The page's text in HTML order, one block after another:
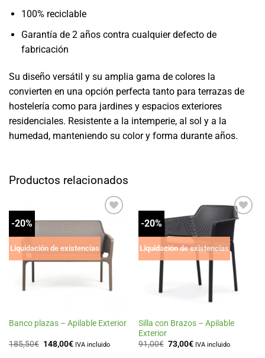
100% reciclable
Garantía de 2 años contra cualquier defecto de
fabricación
Su diseño versátil y su amplia gama de colores la
convierten en una opción perfecta tanto para terrazas de
hostelería como para jardines y espacios exteriores
residenciales. Resistente a la intemperie, al sol y a la
humedad, manteniendo su color y forma durante años.
Productos relacionados
-20%
Liquidación de existencias
Añadir
a la
lista
de
deseos
Banco plazas – Apilable Exterior
185,50€ El
precio
148,00€ElIVA incluido
-20%
Liquidación de existencias
Añadir
a la
lista
deseos
Silla con Brazos – Apilable
Exterior
91,00€ El
precio
73,00€ElIVA incluido